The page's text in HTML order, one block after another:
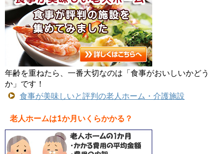
年齢を重ねたら、一番大切なのは「食事がおいしいかどう
か」です！
食事が美味しいと評判の老人ホーム・介護施設
老人ホームは1か月いくらかかる？